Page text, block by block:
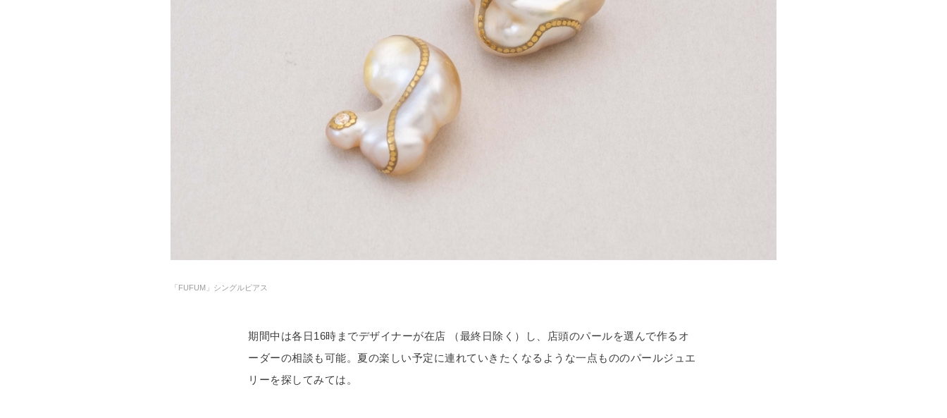
「FUFUM」シングルピアス
期間中は各日16時までデザイナーが在店 （最終日除く）し、店頭のパールを選んで作るオ
ーダーの相談も可能。夏の楽しい予定に連れていきたくなるような一点もののパールジュエ
リーを探してみては。